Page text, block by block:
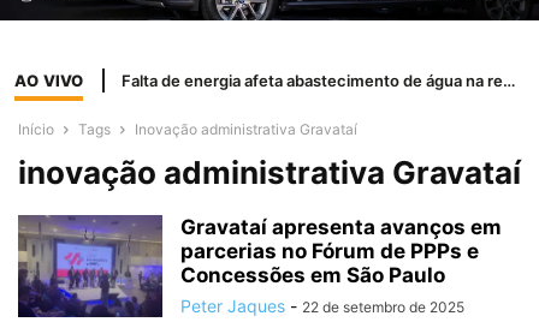
AO VIVO Falta de energia afeta abastecimento de água na região Metropolitana
Início Tags Inovação administrativa Gravataí
inovação administrativa Gravataí
Gravataí apresenta avanços em
parcerias no Fórum de PPPs e
Concessões em São Paulo
Peter Jaques - 22 de setembro de 2025